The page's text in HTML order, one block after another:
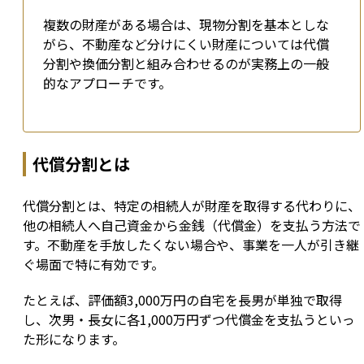
複数の財産がある場合は、現物分割を基本としな
がら、不動産など分けにくい財産については代償
分割や換価分割と組み合わせるのが実務上の一般
的なアプローチです。
代償分割とは
代償分割とは、特定の相続人が財産を取得する代わりに、
他の相続人へ自己資金から金銭（代償金）を支払う方法で
す。不動産を手放したくない場合や、事業を一人が引き継
ぐ場面で特に有効です。
たとえば、評価額3,000万円の自宅を長男が単独で取得
し、次男・長女に各1,000万円ずつ代償金を支払うといっ
た形になります。